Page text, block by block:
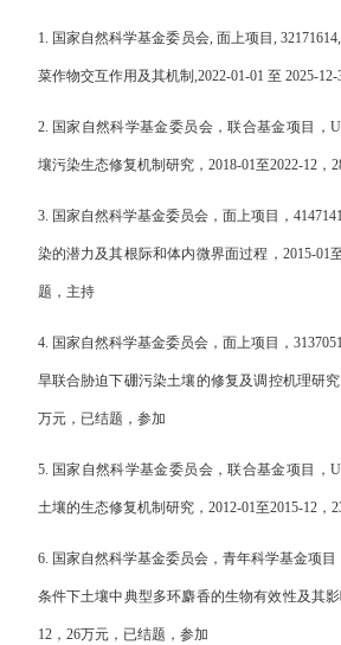
1. 国家自然科学基金委员会, 面上项目, 32171614,
菜作物交互作用及其机制 ,2022-01-01 至 2025-12-
2. 国家自然科学基金委员会，联合基金项目，
壤污染生态修复机制研究， 2018-01至2022-12，
3. 国家自然科学基金委员会，面上项目，
染的潜力及其根际和体内微界面过程， 2015-01
题，主持
4. 国家自然科学基金委员会，面上项目，
旱联合胁迫下硼污染土壤的修复及调控机理研究
万元，已结题，参加
5. 国家自然科学基金委员会，联合基金项目，
土壤的生态修复机制研究， 2012-01至2015-12，
6. 国家自然科学基金委员会，青年科学基金项目
条件下土壤中典型多环麝香的生物有效性及其
12， 26万元，已结题，参加